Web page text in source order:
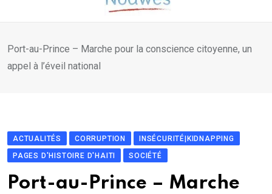
Port-au-Prince – Marche pour la conscience citoyenne, un
appel à l’éveil national
ACTUALITÉS CORRUPTION
INSÉCURITÉ|KIDNAPPING
PAGES D'HISTOIRE D'HAITI
SOCIÉTÉ
Port-au-Prince – Marche